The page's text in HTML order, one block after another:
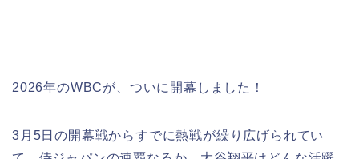
2026年のWBCが、ついに開幕しました！
3月5日の開幕戦からすでに熱戦が繰り広げられてい